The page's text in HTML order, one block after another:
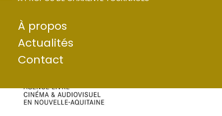
À propos
Actualités
Contact
le long métrage, la fiction audiovisuelle,
métrage de fiction.